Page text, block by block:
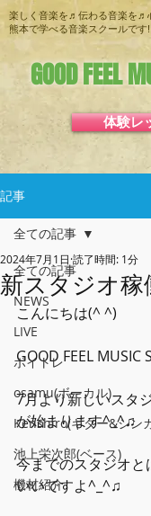
GOOD FEEL
体験レ
楽しく音楽を♬伝わる音楽を♬
熊本で学べる音楽スクールです!!
記事
全ての記事
NEWS
LIVE
ボイトレ
osamu(ボーカル)
Kenshiro(ギター&シン
池上栄次郎(ベース)
機材紹介
全ての記事
新スタジオ稼
2024年7月1日 読了時間: 1分
こんにちは(^ ^)
GOOD FEEL MUSIC
7月より新しいスタ
が始まります^_^♫
今までのスタジオと
いいですよ^_^♫